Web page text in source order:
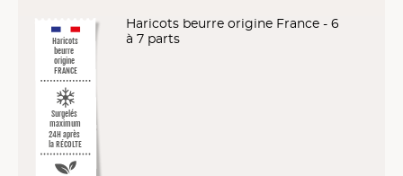
Haricots
beurre
origine
FRANCE
Surgelés
maximum
24H après
la RÉCOLTE
Haricots beurre origine France - 6
à 7 parts